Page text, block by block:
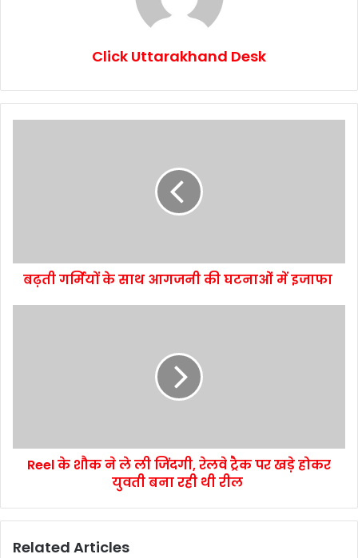
Click Uttarakhand Desk
बढ़ती गर्मियों के साथ आगजनी की घटनाओं में इजाफा
Reel के शौक ने ले ली जिंदगी, रेलवे ट्रैक पर खड़े होकर
युवती बना रही थी रील
Related Articles